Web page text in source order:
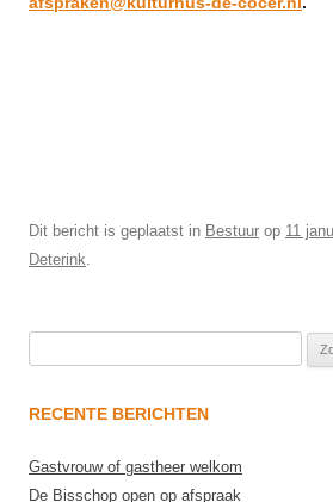
Dit bericht is geplaatst in Bestuur op 11
Deterink.
RECENTE BERICHTEN
Gastvrouw of gastheer welkom
De Bisschop open op afspraak